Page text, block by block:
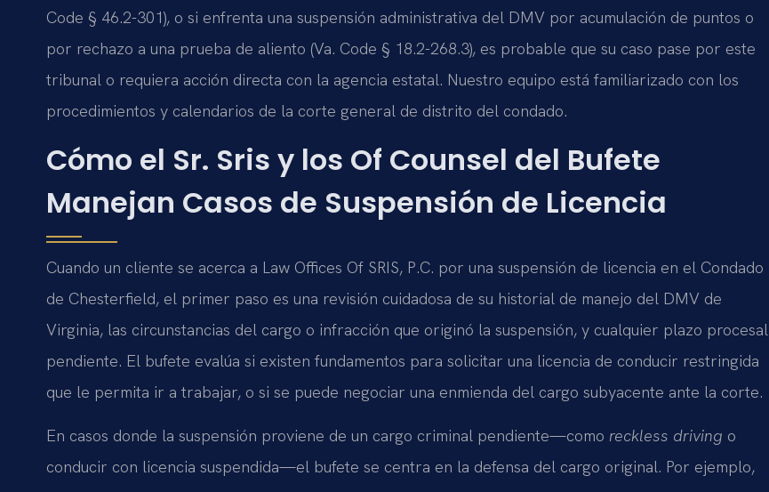
Code § 46.2-301), o si enfrenta una suspensión administrativa del DMV por acumulación de puntos o
por rechazo a una prueba de aliento (Va. Code § 18.2-268.3), es probable que su caso pase por este
tribunal o requiera acción directa con la agencia estatal. Nuestro equipo está familiarizado con los
procedimientos y calendarios de la corte general de distrito del condado.
Cómo el Sr. Sris y los Of Counsel del Bufete
Manejan Casos de Suspensión de Licencia
Cuando un cliente se acerca a Law Offices Of SRIS, P.C. por una suspensión de licencia en el Condado
de Chesterfield, el primer paso es una revisión cuidadosa de su historial de manejo del DMV de
Virginia, las circunstancias del cargo o infracción que originó la suspensión, y cualquier plazo procesal
pendiente. El bufete evalúa si existen fundamentos para solicitar una licencia de conducir restringida
que le permita ir a trabajar, o si se puede negociar una enmienda del cargo subyacente ante la corte.
En casos donde la suspensión proviene de un cargo criminal pendiente—como reckless driving o
conducir con licencia suspendida—el bufete se centra en la defensa del cargo original. Por ejemplo,